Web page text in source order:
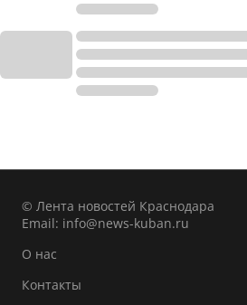
© Лента новостей Краснодара
Email: info@news-kuban.ru
О нас
Контакты